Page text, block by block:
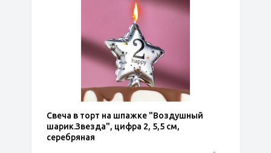
Свеча в торт на шпажке "Воздушный
шарик.Звезда", цифра 2, 5,5 см,
серебряная